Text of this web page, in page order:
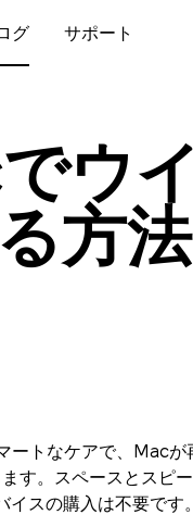
グ サポート
ウ
方法
ートなケアで、Macが
す。スペースとスピ
スの購入は不要です。